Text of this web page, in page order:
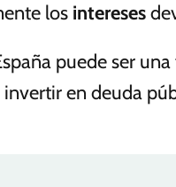
los intereses
puede ser
invertir en deuda